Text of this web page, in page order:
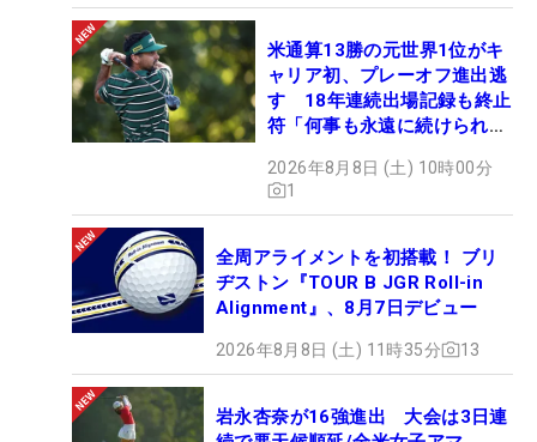
米通算13勝の元世界1位がキ
ャリア初、プレーオフ進出逃
す 18年連続出場記録も終止
符「何事も永遠に続けられな
2026年8月8日 (土) 10時00分
1
全周アライメントを初搭載！ ブリ
ヂストン『TOUR B JGR Roll-in
Alignment』、8月7日デビュー
2026年8月8日 (土) 11時35分 13
岩永杏奈が16強進出 大会は3日連